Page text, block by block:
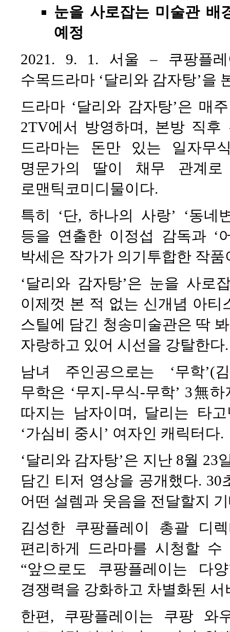
눈을 사로잡는 미술관 배
예정
2021. 9. 1. 서울 – 쿠팡플
수목드라마 ‘달리와 감자탕’을
드라마 ‘달리와 감자탕’은 매
2TV에서 방영하며, 본방 직
드라마는 돈만 있는 일자무
명문가의 딸이 채무 관계
로맨틱코미디물이다.
특히 ‘단, 하나의 사랑’ ‘동네
등을 연출한 이정섭 감독과 ‘
박세은 작가가 의기투합한 작
‘달리와 감자탕’은 눈을 사로
이제껏 본 적 없는 신개념 아티
스틸에 담긴 청송미술관은 딱
자랑하고 있어 시선을 강탈한다.
남녀 주인공으로는 ‘무학’(
무학은 ‘무지-무식-무학’ 3無
따지는 남자이며, 달리는 타
‘가심비 중시’ 여자인 캐릭터다.
‘달리와 감자탕’은 지난 8월
담긴 티저 영상을 공개했다.
어떤 설렘과 웃음을 전달할지
김성한 쿠팡플레이 총괄 디
편리하게 드라마를 시청할 수
“앞으로도 쿠팡플레이는 다
경쟁력을 강화하고 차별화된
한편, 쿠팡플레이는 쿠팡 와